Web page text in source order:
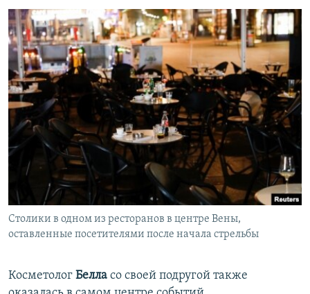
Столики в одном из ресторанов в центре Вены,
оставленные посетителями после начала стрельбы
Косметолог Белла со своей подругой также